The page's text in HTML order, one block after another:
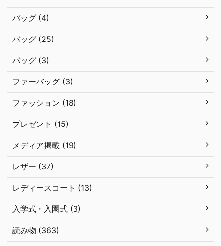
バッグ (4)
バッグ (25)
バッグ (3)
ファーバッグ (3)
ファッション (18)
プレゼント (15)
メディア掲載 (19)
レザー (37)
レディースコート (13)
入学式・入園式 (3)
読み物 (363)